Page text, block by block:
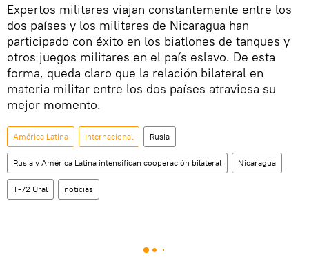
Expertos militares viajan constantemente entre los
dos países y los militares de Nicaragua han
participado con éxito en los biatlones de tanques y
otros juegos militares en el país eslavo. De esta
forma, queda claro que la relación bilateral en
materia militar entre los dos países atraviesa su
mejor momento.
América Latina Internacional Rusia
Rusia y América Latina intensifican cooperación bilateral Nicaragua
T-72 Ural noticias